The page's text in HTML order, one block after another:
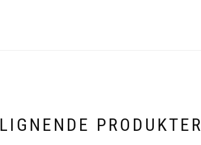
LIGNENDE PRODUKTER